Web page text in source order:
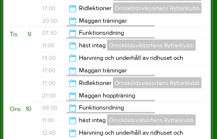
14:40
20:00
17:00 Ridlektioner Örnsköldsviksortens Ryttarklubb
21:00
20:00
Maggan träningar
Örnsköldsviksortens Ryttarklubb
22:00
9
Tis 07:30
Funktionsridning
Örnsköldsviksortens Ryttarklubb
09:30
11:00 häst intag Örnsköldsviksortens Ryttarklubb
11:35
13:00
Harvning och underhåll av ridhuset och
utebanor sommartid
Örnsköldsviksortens Ryttarklubb
14:00
17:00
Maggan träningar
Örnsköldsviksortens Ryttarklubb
21:00
17:00 Ridlektioner Örnsköldsviksortens Ryttarklubb
21:00
21:00
Maggan hoppträning
Örnsköldsviksortens Ryttarklubb
22:00
10
Ons 09:00
Funktionsridning
Örnsköldsviksortens Ryttarklubb
10:30
11:00 häst intag Örnsköldsviksortens Ryttarklubb
12:45
Harvning och underhåll av ridhuset och